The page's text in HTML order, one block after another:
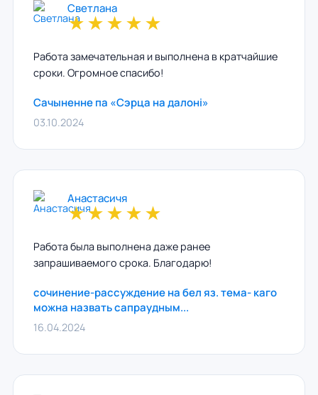
Светлана
★★★★★
Работа замечательная и выполнена в кратчайшие
сроки. Огромное спасибо!
Сачыненне па «Сэрца на далонi»
03.10.2024
Анастасичя
★★★★★
Работа была выполнена даже ранее
запрашиваемого срока. Благодарю!
сочинение-рассуждение на бел яз. тема- каго
можна назвать сапраудным...
16.04.2024